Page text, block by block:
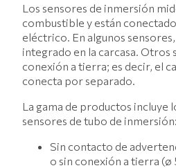
Los sensores de inmersión
combustible y están
eléctrico. En algunos
integrado en la carcasa. Otros
conexión a tierra; es decir, el
conecta por separado.
La gama de productos incluye
sensores de tubo de inmersión:
Sin contacto de
o sin conexión a tierra (ø